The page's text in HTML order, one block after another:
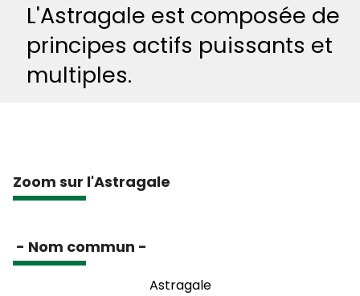
L'Astragale est composée de
principes actifs puissants et
multiples.
Zoom sur l'Astragale
- Nom commun -
Astragale